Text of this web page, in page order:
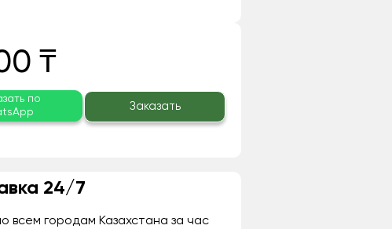
₸
по
Заказать
24/7
всем городам Казахстана за час